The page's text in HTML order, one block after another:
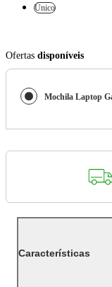
Único
Ofertas disponíveis
Características